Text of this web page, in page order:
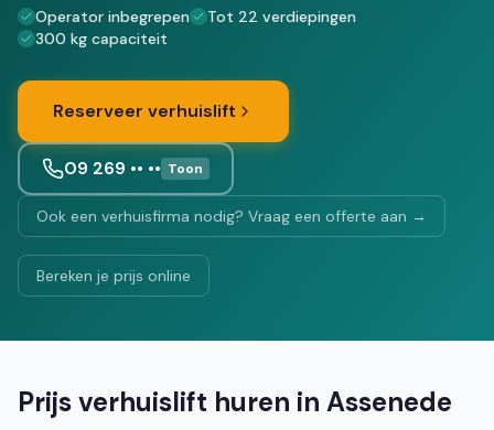
Operator inbegrepen
Tot 22 verdiepingen
300 kg capaciteit
Reserveer verhuislift
09 269 •• •• Toon
Ook een verhuisfirma nodig? Vraag een offerte aan →
Bereken je prijs online
Prijs verhuislift huren in Assenede